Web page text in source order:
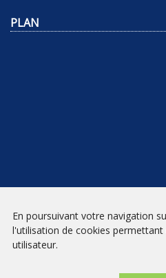
PLAN
NEWSLETTER
En poursuivant votre navigation
l'utilisation de cookies
utilisateur.